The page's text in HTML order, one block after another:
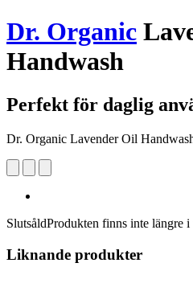
Dr. Organic
Handwash
Perfekt för daglig
Dr. Organic Lavender Oil
SlutsåldProdukten finns inte längre
Liknande produkter